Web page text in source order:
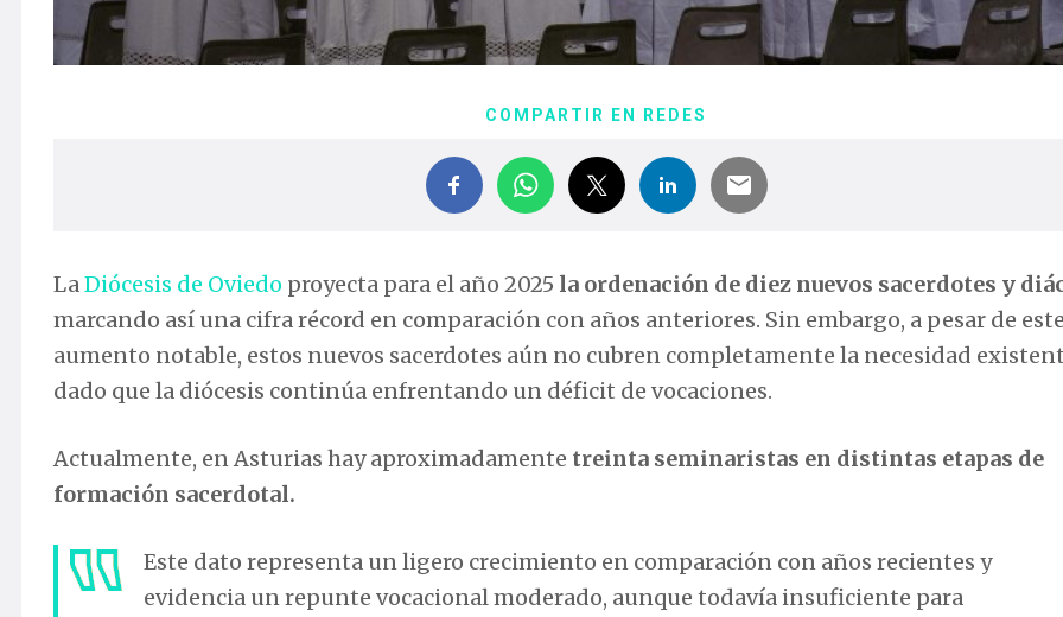
COMPARTIR EN REDES
LaDiócesis de Oviedo proyecta para el año 2025 la ordenación de diez nuevos sacerdotes y
marcando así una cifra récord en comparación con años anteriores. Sin embargo, a pesar de este
aumento notable, estos nuevos sacerdotes aún no cubren completamente la necesidad
dado que la diócesis continúa enfrentando un déficit de vocaciones.
Actualmente, en Asturias hay aproximadamente treinta seminaristas en distintas etapas de
formación sacerdotal.
Este dato representa un ligero crecimiento en comparación con años recientes y
evidencia un repunte vocacional moderado, aunque todavía insuficiente para